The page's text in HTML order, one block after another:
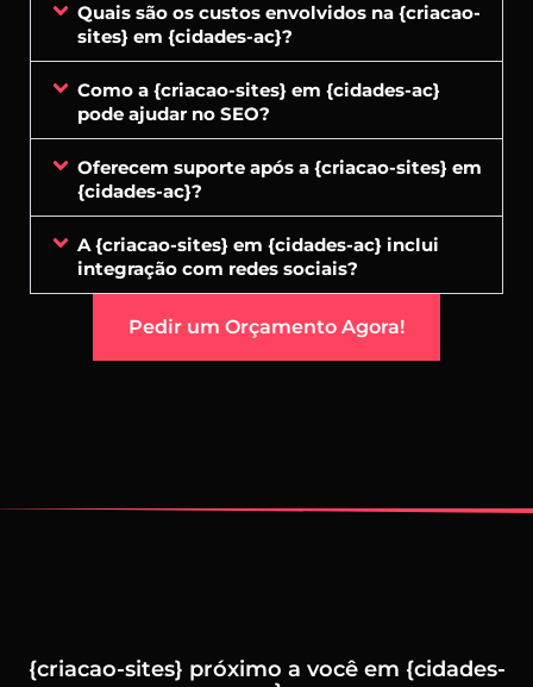
Quais são os custos envolvidos na {criacao-
sites} em {cidades-ac}?
Como a {criacao-sites} em {cidades-ac}
pode ajudar no SEO?
Oferecem suporte após a {criacao-sites} em
{cidades-ac}?
A {criacao-sites} em {cidades-ac} inclui
integração com redes sociais?
Pedir um Orçamento Agora!
{criacao-sites} próximo a você em {cidades-